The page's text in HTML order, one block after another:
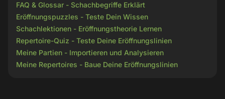
FAQ & Glossar - Schachbegriffe Erklärt
Eröffnungspuzzles - Teste Dein Wissen
Schachlektionen - Eröffnungstheorie Lernen
Repertoire-Quiz - Teste Deine Eröffnungslinien
Meine Partien - Importieren und Analysieren
Meine Repertoires - Baue Deine Eröffnungslinien